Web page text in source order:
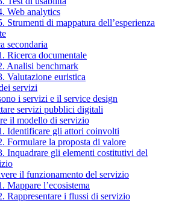
Web analytics
Strumenti di mappatura dell’esperienza
secondaria
Ricerca documentale
Analisi benchmark
Valutazione euristica
servizi
i servizi e il service design
servizi pubblici digitali
il modello di servizio
Identificare gli attori coinvolti
Formulare la proposta di valore
Inquadrare gli elementi costitutivi del
il funzionamento del servizio
Mappare l’ecosistema
Rappresentare i flussi di servizio